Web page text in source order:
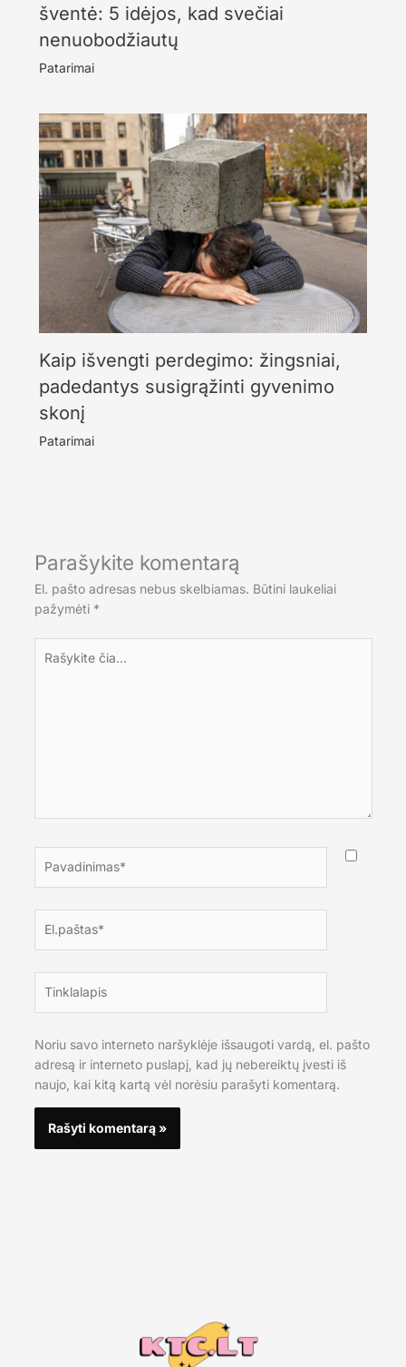
šventė: 5 idėjos, kad svečiai
nenuobodžiautų
Patarimai
Kaip išvengti perdegimo: žingsniai,
padedantys susigrąžinti gyvenimo
skonį
Patarimai
Parašykite komentarą
El. pašto adresas nebus skelbiamas. Būtini laukeliai
pažymėti *
čia...
Noriu savo interneto naršyklėje išsaugoti vardą, el. pašto
adresą ir interneto puslapį, kad jų nebereiktų įvesti iš
naujo, kai kitą kartą vėl norėsiu parašyti komentarą.